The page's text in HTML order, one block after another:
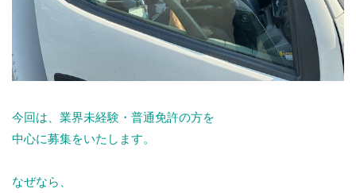
今回は、業界未経験・普通免許の方を
中心に募集をいたします。
なぜなら、